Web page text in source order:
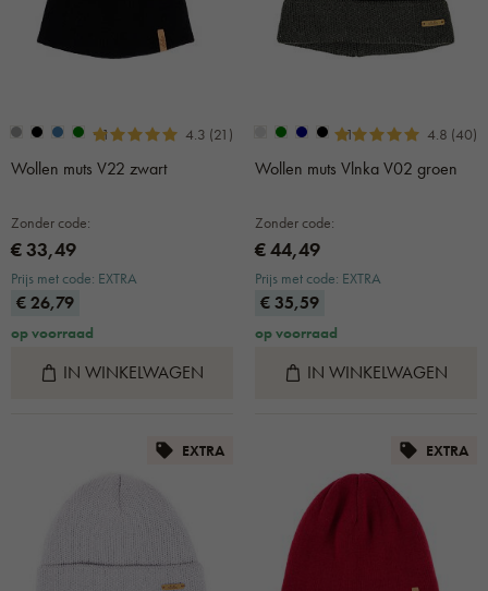
+1 4.3 (21)
Wollen muts V22 zwart
Zonder code:
€ 33,49
Prijs met code: EXTRA
€ 26,79
op voorraad
IN WINKELWAGEN
+1 4.8 (40)
Wollen muts Vlnka V02 groen
Zonder code:
€ 44,49
Prijs met code: EXTRA
€ 35,59
op voorraad
IN WINKELWAGEN
EXTRA EXTRA